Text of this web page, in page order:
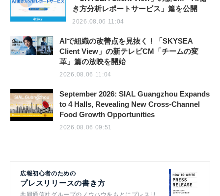
き方分析レポートサービス」篇を公開
2026.08.06 11:04
AIで組織の改善点を見抜く！「SKYSEA
Client View」の新テレビCM「チームの変
革」篇の放映を開始
2026.08.06 11:04
September 2026: SIAL Guangzhou Expands
to 4 Halls, Revealing New Cross-Channel
Food Growth Opportunities
2026.08.06 09:51
広報初心者のための
プレスリリースの書き方
共同通信社グループのノウハウをもとにプレスリ